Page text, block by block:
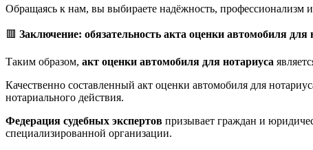
Обращаясь к нам, вы выбираете надёжность, профессионализм
🟥 Заключение: обязательность акта оценки автомобиля
Таким образом, акт оценки автомобиля для нотариуса
Качественно составленный акт оценки автомобиля для
нотариального действия.
Федерация судебных экспертов призывает граждан и
специализированной организации.